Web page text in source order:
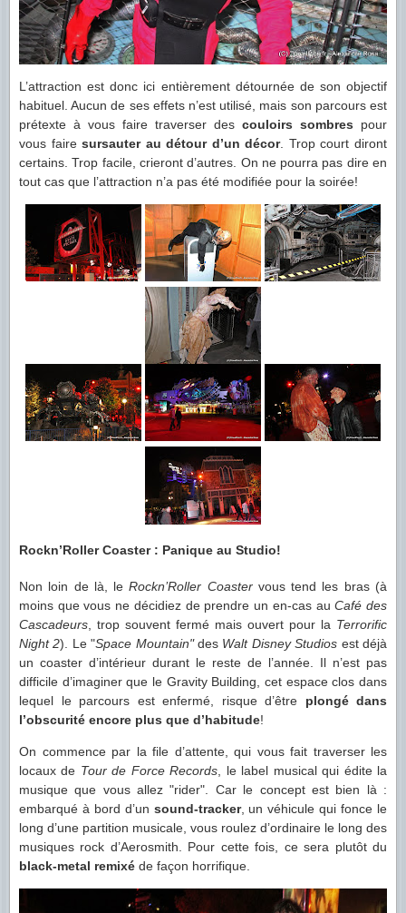
L’attraction est donc ici entièrement détournée de son objectif
habituel. Aucun de ses effets n’est utilisé, mais son parcours est
prétexte à vous faire traverser des couloirs sombres pour
vous fairesursauter au détour d’un décor. Trop court diront
certains. Trop facile, crieront d’autres. On ne pourra pas dire en
tout cas que l’attraction n’a pas été modifiée pour la soirée!
Rockn’Roller Coaster : Panique au Studio!
Non loin de là, leRockn’Roller Coastervous tend les bras (à
moins que vous ne décidiez de prendre un en-cas auCafé des
Cascadeurs , trop souvent fermé mais ouvert pour la Terrorific
Night 2). Le "Space Mountain"des Walt Disney Studios est déjà
un coaster d’intérieur durant le reste de l’année. Il n’est pas
difficile d’imaginer que le Gravity Building, cet espace clos dans
lequel le parcours est enfermé, risque d’être plongé dans
l’obscurité encore plus que d’habitude!
On commence par la file d’attente, qui vous fait traverser les
locaux de Tour de Force Records , le label musical qui édite la
musique que vous allez "rider". Car le concept est bien là :
embarqué à bord d’un sound-tracker, un véhicule qui fonce le
long d’une partition musicale, vous roulez d’ordinaire le long des
musiques rock d’Aerosmith. Pour cette fois, ce sera plutôt du
black-metal remixé de façon horrifique.